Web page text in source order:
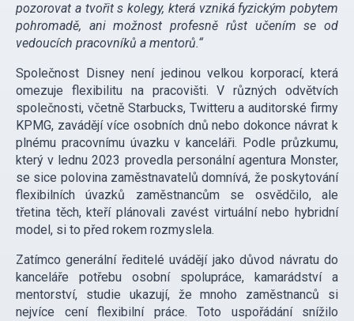
pozorovat a tvořit s kolegy, která vzniká fyzickým pobytem
pohromadě, ani možnost profesně růst učením se od
vedoucích pracovníků a mentorů.“
Společnost Disney není jedinou velkou korporací, která
omezuje flexibilitu na pracovišti. V různých odvětvích
společnosti, včetně Starbucks, Twitteru a auditorské firmy
KPMG, zavádějí více osobních dnů nebo dokonce návrat k
plnému pracovnímu úvazku v kanceláři. Podle průzkumu,
který v lednu 2023 provedla personální agentura Monster,
se sice polovina zaměstnavatelů domnívá, že poskytování
flexibilních úvazků zaměstnancům se osvědčilo, ale
třetina těch, kteří plánovali zavést virtuální nebo hybridní
model, si to před rokem rozmyslela.
Zatímco generální ředitelé uvádějí jako důvod návratu do
kanceláře potřebu osobní spolupráce, kamarádství a
mentorství, studie ukazují, že mnoho zaměstnanců si
nejvíce cení flexibilní práce. Toto uspořádání snížilo